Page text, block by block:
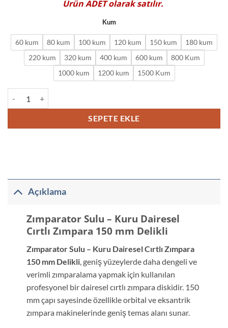
ÜrünADETolarak satılır.
Kum
60 kum 80 kum 100 kum 120 kum 150 kum
180 kum
220 kum
320 kum 400 kum 600 kum
800 Kum
1000 kum
1200 kum 1500 Kum
SEPETE EKLE
Açıklama
Zımparator Sulu – Kuru Dairesel
Cırtlı Zımpara 150 mm Delikli
Zımparator Sulu – Kuru Dairesel Cırtlı Zımpara
150 mm Delikli, geniş yüzeylerde daha dengeli ve
verimli zımparalama yapmak için kullanılan
profesyonel bir dairesel cırtlı zımpara diskidir. 150
mm çapı sayesinde özellikle orbital ve eksantrik
zımpara makinelerinde geniş temas alanı sunar.